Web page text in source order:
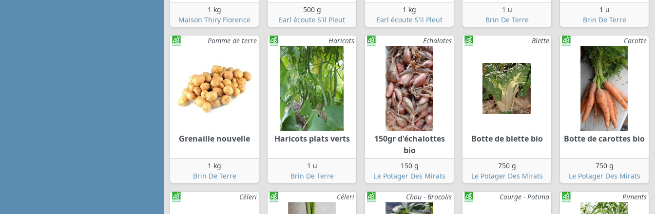
1 kg
Maison Thiry Florence
500 g
Earl écoute S'il Pleut
1 kg
Earl écoute S'il Pleut
1 u
Brin De Terre
1 u
Brin De Terre
Pomme de terre
Grenaille nouvelle
1 kg
Brin De Terre
Haricots
Haricots plats verts
1 u
Brin De Terre
Echalotes
150gr d'échalottes
bio
150 g
Le Potager Des Mirats
Blette
Botte de blette bio
750 g
Le Potager Des Mirats
Carotte
Botte de carottes bio
750 g
Le Potager Des Mirats
Céleri Céleri Chou - Brocolis Courge - Potima Piments